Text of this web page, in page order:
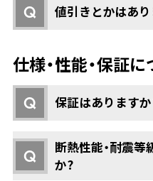
Q 値引きとかはあ
仕様・性能・保証
Q 保証はありますか
Q
断熱性能・耐震
か?